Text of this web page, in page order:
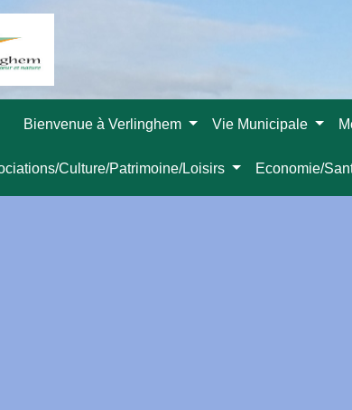
Bienvenue à Verlinghem Vie Municipale
Culture/Patrimoine/Loisirs Economie/